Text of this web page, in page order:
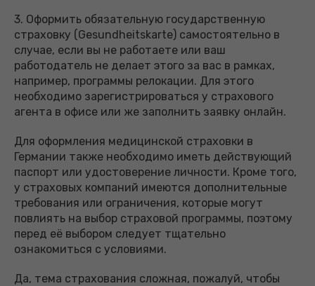
3. Оформить обязательную государственную
страховку (Gesundheitskarte) самостоятельно в
случае, если вы не работаете или ваш
работодатель не делает этого за вас в рамках,
например, программы релокации. Для этого
необходимо зарегистрироваться у страхового
агента в офисе или же заполнить заявку онлайн.
Для оформления медицинской страховки в
Германии также необходимо иметь действующий
паспорт или удостоверение личности. Кроме того,
у страховых компаний имеются дополнительные
требования или ограничения, которые могут
повлиять на выбор страховой программы, поэтому
перед её выбором следует тщательно
ознакомиться с условиями.
Да, тема страхования сложная, пожалуй, чтобы